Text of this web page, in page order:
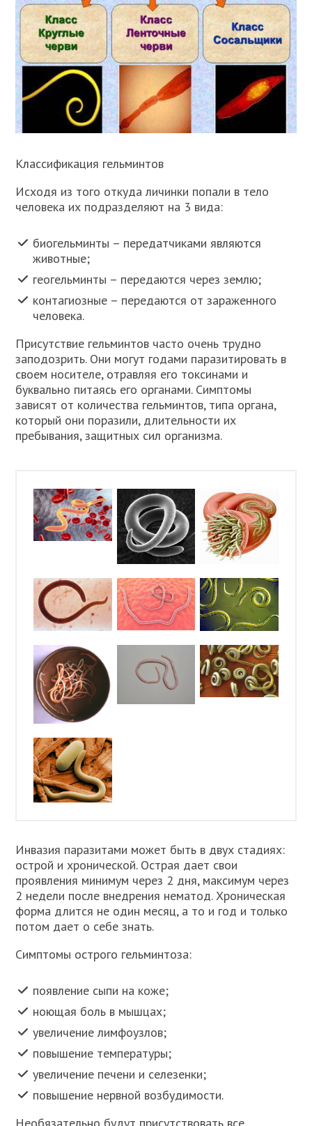
Классификация гельминтов
Исходя из того откуда личинки попали в тело
человека их подразделяют на 3 вида:
биогельминты – передатчиками являются
животные;
геогельминты – передаются через землю;
контагиозные – передаются от зараженного
человека.
Присутствие гельминтов часто очень трудно
заподозрить. Они могут годами паразитировать в
своем носителе, отравляя его токсинами и
буквально питаясь его органами. Симптомы
зависят от количества гельминтов, типа органа,
который они поразили, длительности их
пребывания, защитных сил организма.
Инвазия паразитами может быть в двух стадиях:
острой и хронической. Острая дает свои
проявления минимум через 2 дня, максимум через
2 недели после внедрения нематод. Хроническая
форма длится не один месяц, а то и год и только
потом дает о себе знать.
Симптомы острого гельминтоза:
появление сыпи на коже;
ноющая боль в мышцах;
увеличение лимфоузлов;
повышение температуры;
увеличение печени и селезенки;
повышение нервной возбудимости.